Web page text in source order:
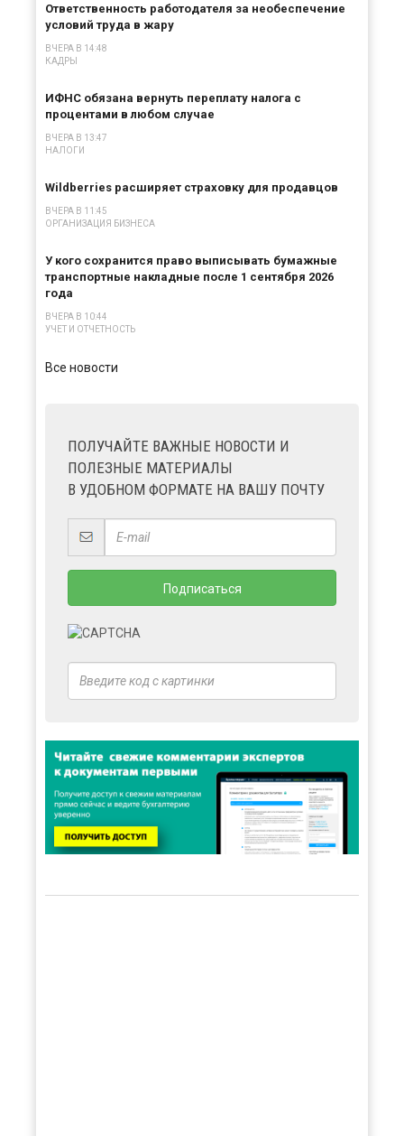
Ответственность работодателя за необеспечение
условий труда в жару
ВЧЕРА В 14:48
КАДРЫ
ИФНС обязана вернуть переплату налога с
процентами в любом случае
ВЧЕРА В 13:47
НАЛОГИ
Wildberries расширяет страховку для продавцов
ВЧЕРА В 11:45
ОРГАНИЗАЦИЯ БИЗНЕСА
У кого сохранится право выписывать бумажные
транспортные накладные после 1 сентября 2026
года
ВЧЕРА В 10:44
УЧЕТ И ОТЧЕТНОСТЬ
Все новости
ПОЛУЧАЙТЕ ВАЖНЫЕ НОВОСТИ И
ПОЛЕЗНЫЕ МАТЕРИАЛЫ
В УДОБНОМ ФОРМАТЕ НА ВАШУ ПОЧТУ